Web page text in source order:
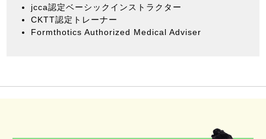
jcca認定ベーシックインストラクター
CKTT認定トレーナー
Formthotics Authorized Medical Adviser